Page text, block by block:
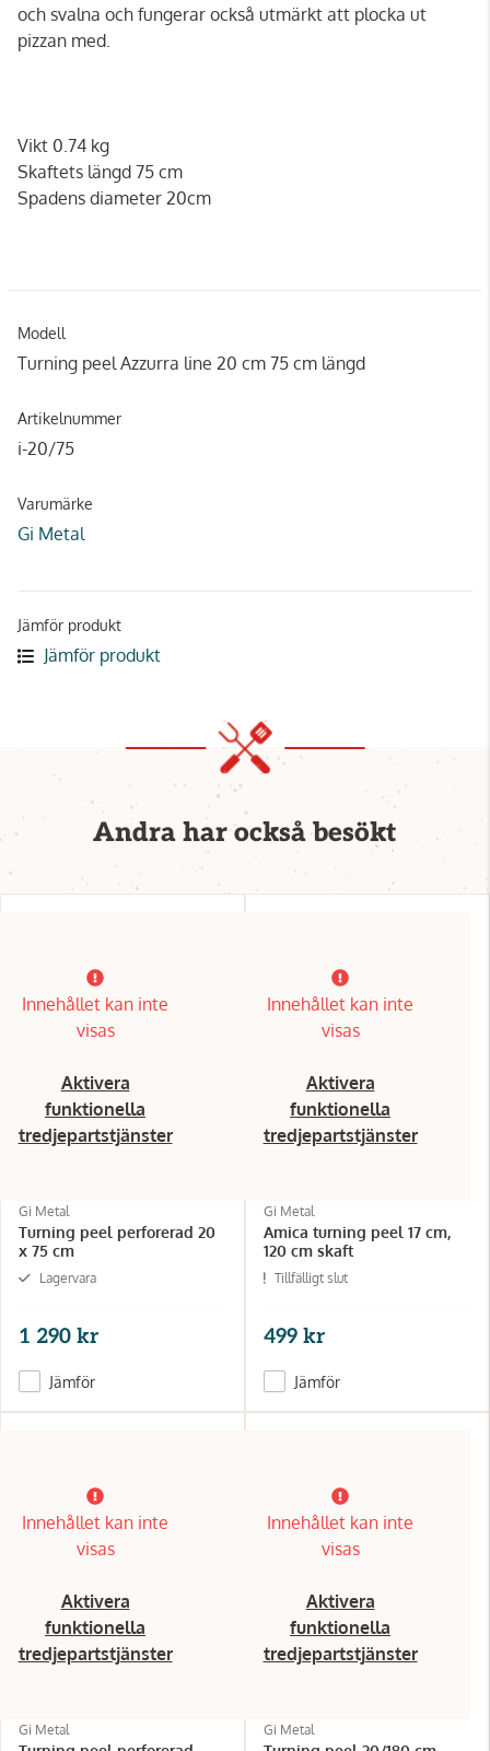
och svalna och fungerar också utmärkt att plocka ut
pizzan med.
Vikt 0.74 kg
Skaftets längd 75 cm
Spadens diameter 20cm
Modell
Turning peel Azzurra line 20 cm 75 cm längd
Artikelnummer
i-20/75
Varumärke
Gi Metal
Jämför produkt
Jämför produkt
Andra har också besökt
Innehållet kan inte
visas
Aktivera
funktionella
tredjepartstjänster
Gi Metal
Turning peel perforerad 20
x 75 cm
Lagervara
1 290 kr
Jämför
Innehållet kan inte
visas
Aktivera
funktionella
tredjepartstjänster
Gi Metal
Amica turning peel 17 cm,
120 cm skaft
Tillfälligt slut
499 kr
Jämför
Innehållet kan inte
visas
Aktivera
funktionella
tredjepartstjänster
Gi Metal
Innehållet kan inte
visas
Aktivera
funktionella
tredjepartstjänster
Gi Metal